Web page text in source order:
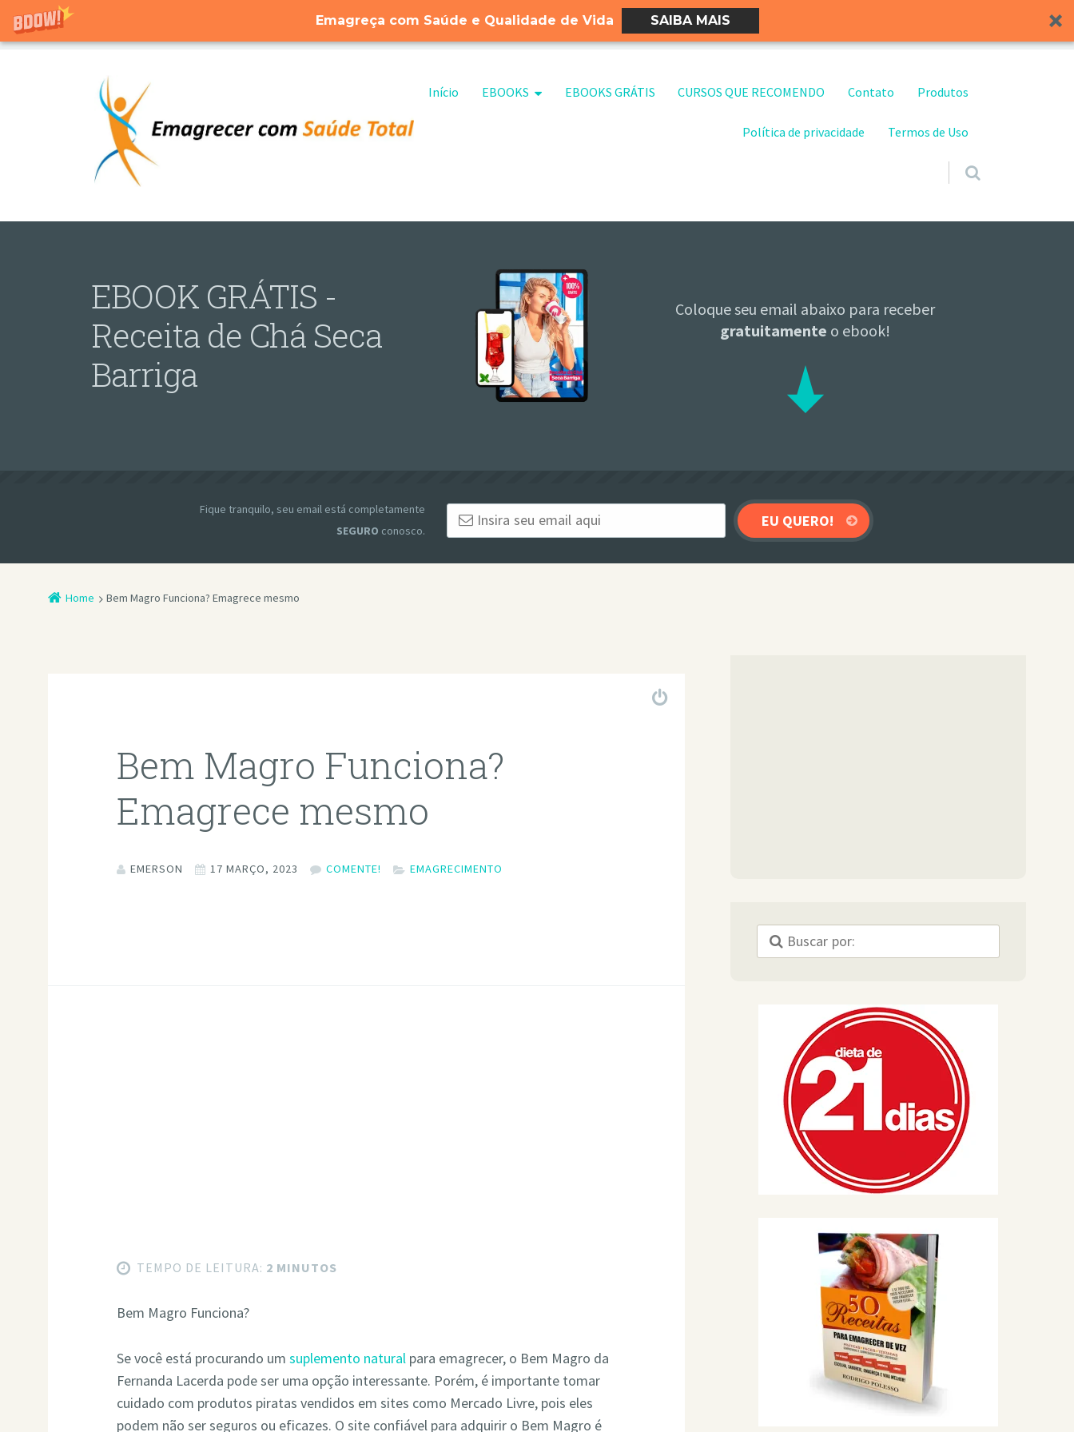
Emagreça com Saúde e Qualidade de Vida SAIBA MAIS
Pular para o conteúdo
Início EBOOKS EBOOKS GRÁTIS CURSOS QUE RECOMENDO Contato Produtos
Política de privacidade Termos de Uso
EBOOK GRÁTIS -
Receita de Chá Seca
Barriga
Coloque seu email abaixo para receber
gratuitamente o ebook!
Fique tranquilo, seu email está completamente
SEGURO conosco.
Home Bem Magro Funciona? Emagrece mesmo
Bem Magro Funciona?
Emagrece mesmo
EMERSON 17 MARÇO, 2023 COMENTE! EMAGRECIMENTO
TEMPO DE LEITURA: 2 MINUTOS
Bem Magro Funciona?
Se você está procurando umsuplemento natural para emagrecer, o Bem Magro da
Fernanda Lacerda pode ser uma opção interessante. Porém, é importante tomar
cuidado com produtos piratas vendidos em sites como Mercado Livre, pois eles
podem não ser seguros ou eficazes. O site confiável para adquirir o Bem Magro é